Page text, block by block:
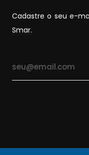
Cadastre o seu e-
Smar.